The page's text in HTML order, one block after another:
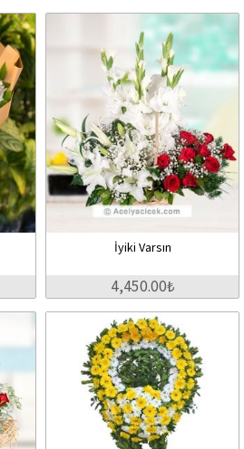
İyiki Varsın
4,450.00₺